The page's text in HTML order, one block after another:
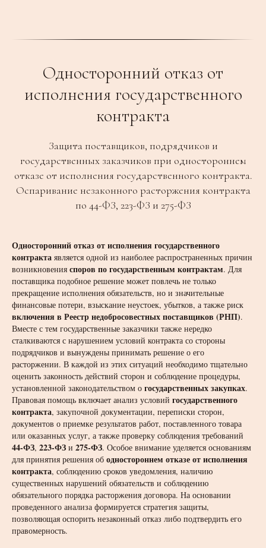
Односторонний отказ от
исполнения государственного
контракта
Защита поставщиков, подрядчиков и
государственных заказчиков при одностороннем
отказе от исполнения государственного контракта.
Оспаривание незаконного расторжения контракта
по 44-ФЗ, 223-ФЗ и 275-ФЗ
Односторонний отказ от исполнения государственного
контракта является одной из наиболее распространенных причин
возникновения споров по государственным контрактам. Для
поставщика подобное решение может повлечь не только
прекращение исполнения обязательств, но и значительные
финансовые потери, взыскание неустоек, убытков, а также риск
включения в Реестр недобросовестных поставщиков (РНП).
Вместе с тем государственные заказчики также нередко
сталкиваются с нарушением условий контракта со стороны
подрядчиков и вынуждены принимать решение о его
расторжении. В каждой из этих ситуаций необходимо тщательно
оценить законность действий сторон и соблюдение процедуры,
установленной законодательством о государственных закупках.
Правовая помощь включает анализ условий государственного
контракта, закупочной документации, переписки сторон,
документов о приемке результатов работ, поставленного товара
или оказанных услуг, а также проверку соблюдения требований
44-ФЗ, 223-ФЗ и 275-ФЗ. Особое внимание уделяется основаниям
для принятия решения об одностороннем отказе от исполнения
контракта, соблюдению сроков уведомления, наличию
существенных нарушений обязательств и соблюдению
обязательного порядка расторжения договора. На основании
проведенного анализа формируется стратегия защиты,
позволяющая оспорить незаконный отказ либо подтвердить его
правомерность.